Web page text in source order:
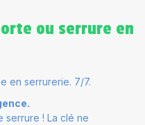
ou serrure en
serrure ! La clé ne